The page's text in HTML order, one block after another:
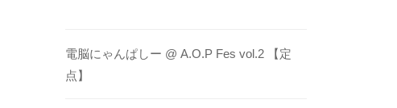
電脳にゃんぱしー @ A.O.P Fes vol.2 【定
点】